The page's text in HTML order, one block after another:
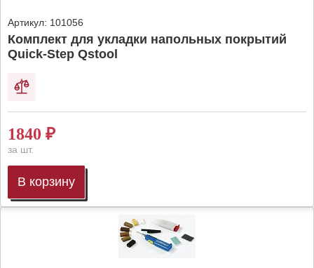
Артикул: 101056
Комплект для укладки напольных покрытий
Quick-Step Qstool
1840 ₽
за шт.
В корзину